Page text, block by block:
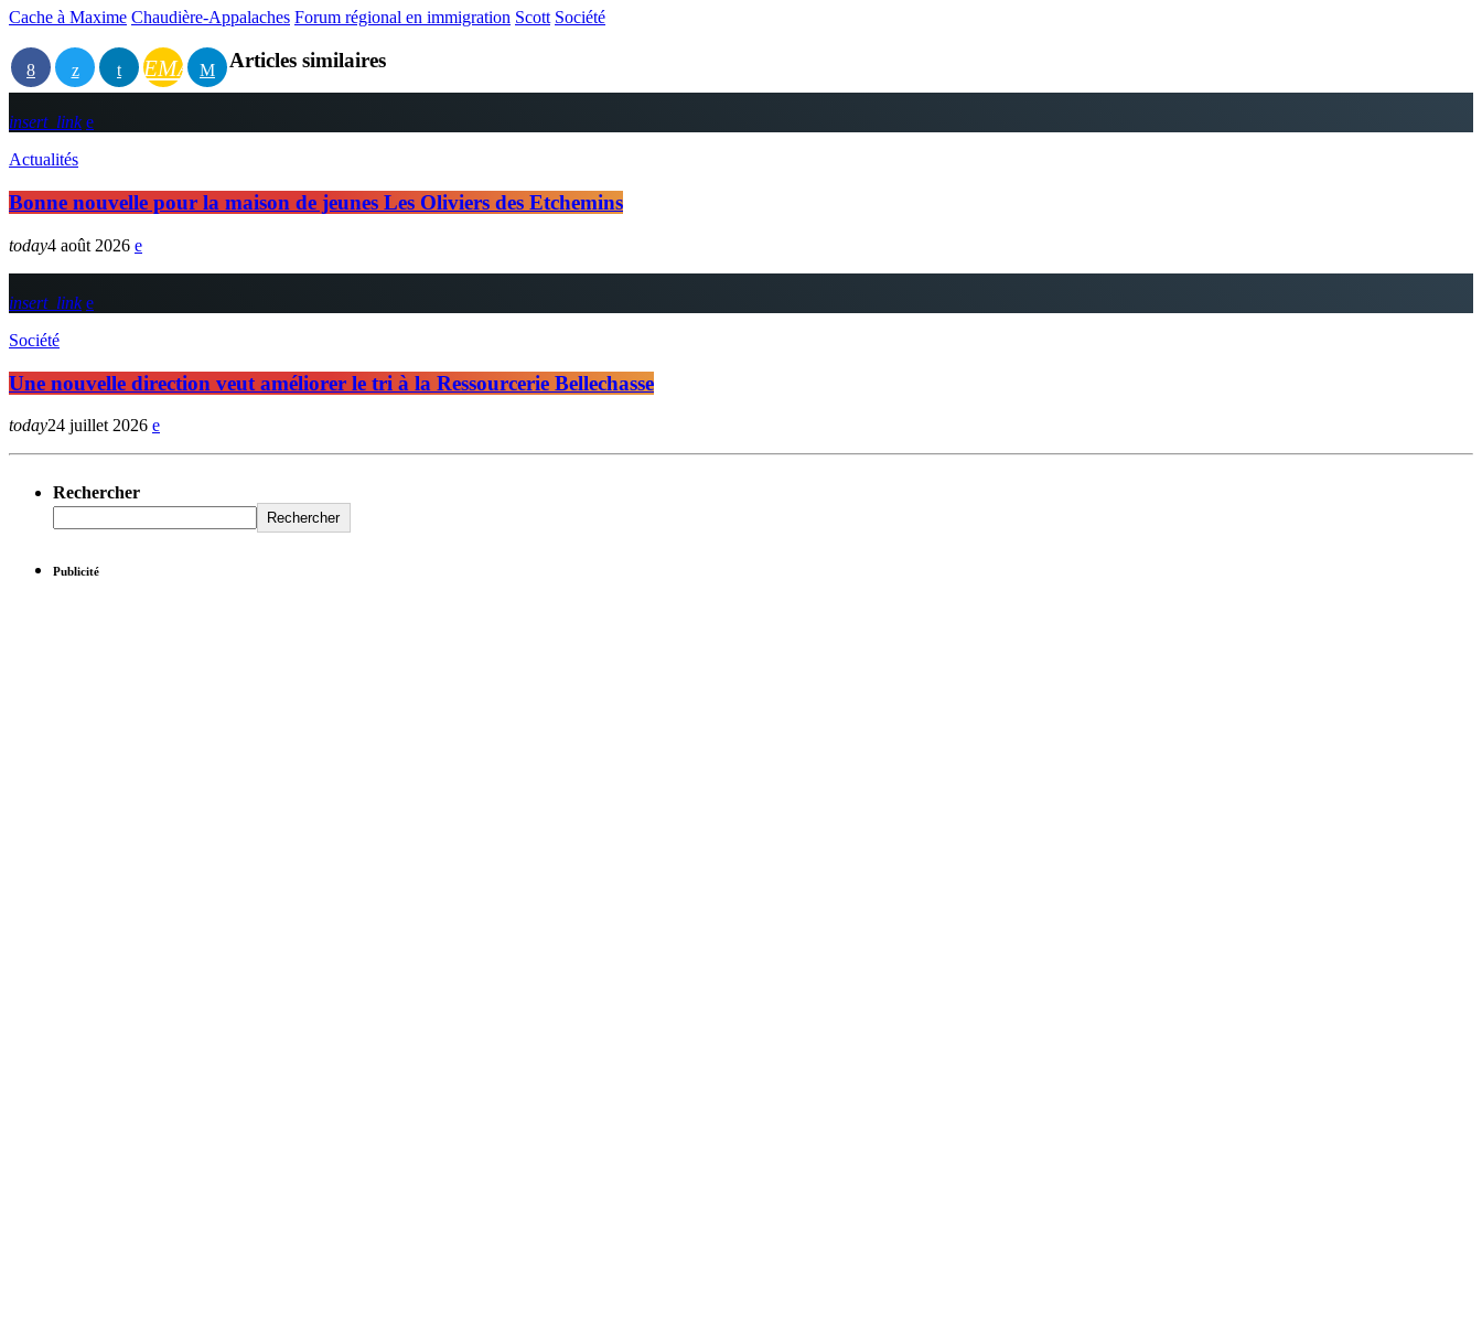
Cache à Maxime Chaudière-Appalaches Forum régional en immigration Scott Société
EMAIL Articles similaires
insert_link
Actualités
Bonne nouvelle pour la maison de jeunes Les Oliviers des Etchemins
today4 août 2026
insert_link
Société
Une nouvelle direction veut améliorer le tri à la Ressourcerie Bellechasse
today24 juillet 2026
Rechercher
Rechercher
Publicité